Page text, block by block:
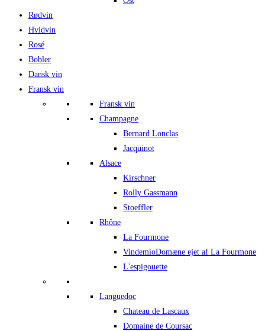
Rødvin
Hvidvin
Rosé
Bobler
Dansk vin
Fransk vin
Fransk vin
Champagne
Bernard Lonclas
Jacquinot
Alsace
Kirschner
Rolly Gassmann
Stoeffler
Rhône
La Fourmone
VindemioDomæne ejet af La Fourmone
L'espigouette
Languedoc
Chateau de Lascaux
Domaine de Coursac